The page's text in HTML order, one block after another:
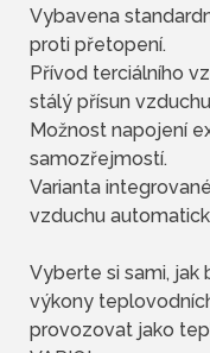
Vybavena
proti přetopení.
Přívod terciálního
stálý přísun
Možnost napojení
samozřejmostí.
Varianta
vzduchu
Vyberte si sami, jak
výkony
provozovat jako